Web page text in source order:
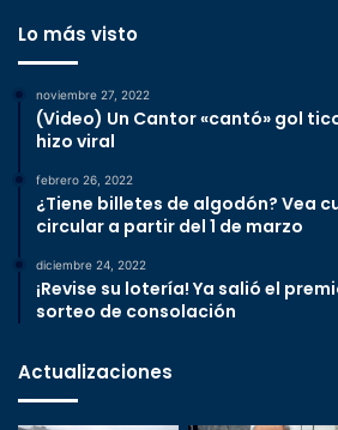
Lo más visto
noviembre 27, 2022
(Video) Un Cantor «cantó» gol
hizo viral
febrero 26, 2022
¿Tiene billetes de algodón? Vea
circular a partir del 1 de marzo
diciembre 24, 2022
¡Revise su lotería! Ya salió el
sorteo de consolación
Actualizaciones